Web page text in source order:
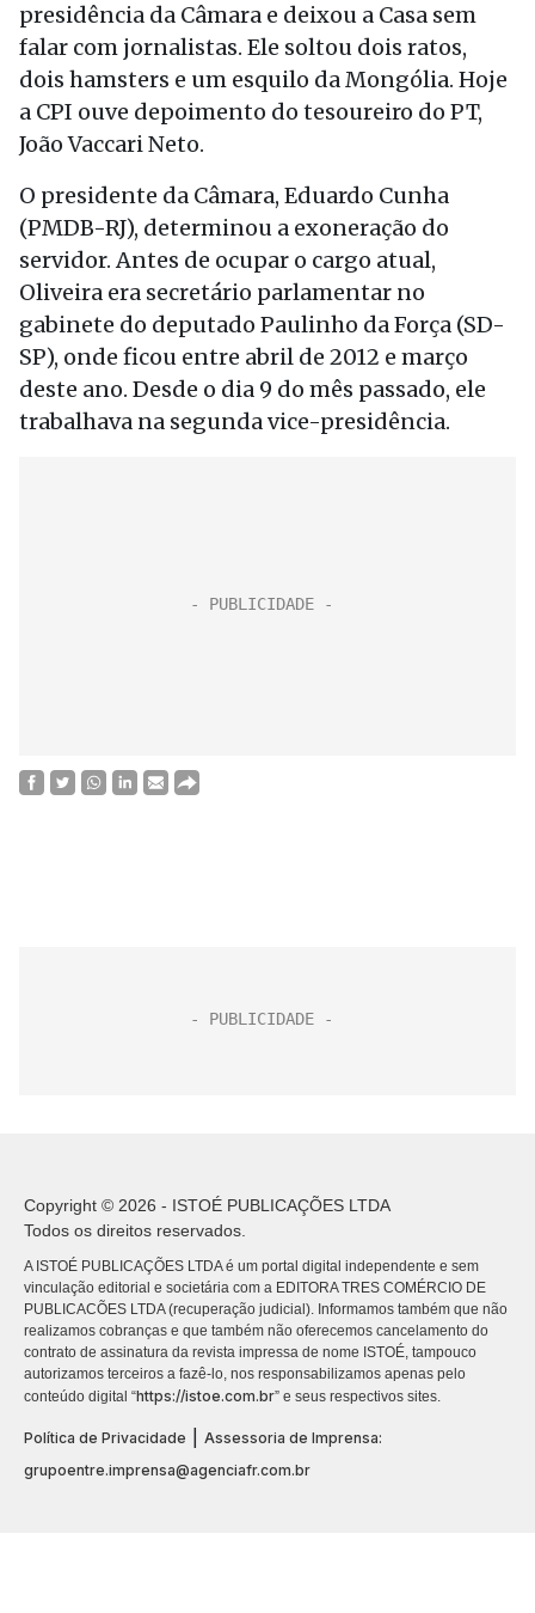
presidência da Câmara e deixou a Casa sem
falar com jornalistas. Ele soltou dois ratos,
dois hamsters e um esquilo da Mongólia. Hoje
a CPI ouve depoimento do tesoureiro do PT,
João Vaccari Neto.
O presidente da Câmara, Eduardo Cunha
(PMDB-RJ), determinou a exoneração do
servidor. Antes de ocupar o cargo atual,
Oliveira era secretário parlamentar no
gabinete do deputado Paulinho da Força (SD-
SP), onde ficou entre abril de 2012 e março
deste ano. Desde o dia 9 do mês passado, ele
trabalhava na segunda vice-presidência.
Copyright © 2026 - ISTOÉ PUBLICAÇÕES LTDA
Todos os direitos reservados.
A ISTOÉ PUBLICAÇÕES LTDA é um portal digital independente e sem
vinculação editorial e societária com a EDITORA TRES COMÉRCIO DE
PUBLICACÕES LTDA (recuperação judicial). Informamos também que não
realizamos cobranças e que também não oferecemos cancelamento do
contrato de assinatura da revista impressa de nome ISTOÉ, tampouco
autorizamos terceiros a fazê-lo, nos responsabilizamos apenas pelo
conteúdo digital “https://istoe.com.br” e seus respectivos sites.
Política de Privacidade
Assessoria de Imprensa:
grupoentre.imprensa@agenciafr.com.br